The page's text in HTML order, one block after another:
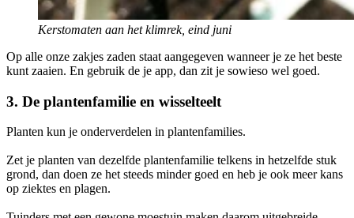
Kerstomaten aan het klimrek, eind juni
Op alle onze zakjes zaden staat aangegeven wanneer je ze het beste
kunt zaaien. En gebruik de je app, dan zit je sowieso wel goed.
3. De plantenfamilie en wisselteelt
Planten kun je onderverdelen in plantenfamilies.
Zet je planten van dezelfde plantenfamilie telkens in hetzelfde stuk
grond, dan doen ze het steeds minder goed en heb je ook meer kans
op ziektes en plagen.